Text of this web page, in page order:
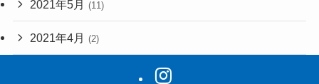
2021年5月 (11)
2021年4月 (2)